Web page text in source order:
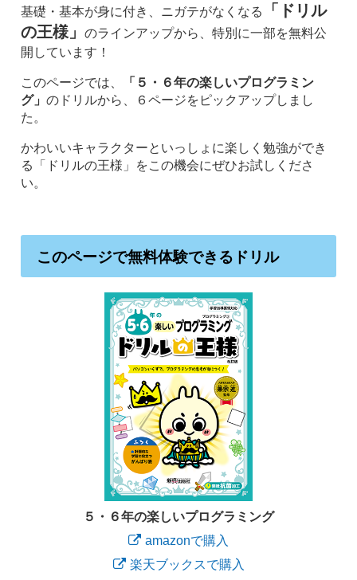
基礎・基本が身に付き、ニガテがなくなる
「ドリル
の王様」のラインアップから、特別に一部を無料公
開しています！
このページでは、
「５・６年の楽しいプログラミン
グ」のドリルから、６ページをピックアップしまし
た。
かわいいキャラクターといっしょに楽しく勉強ができ
る「ドリルの王様」をこの機会にぜひお試しくださ
い。
このページで無料体験できるドリル
５・６年の楽しいプログラミング
amazonで購入
楽天ブックスで購入